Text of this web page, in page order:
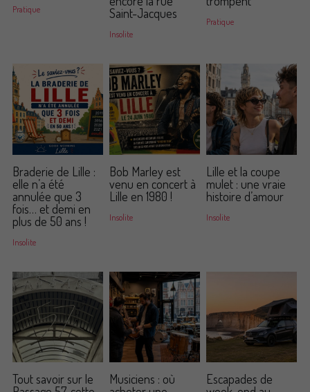
Pratique
Saint-Jacques
Insolite
Pratique
Braderie de Lille :
elle n’a été
annulée que 3
fois… et demi en
plus de 50 ans !
Insolite
Bob Marley est
venu en concert à
Lille en 1980 !
Insolite
Lille et la coupe
mulet : une vraie
histoire d’amour
Insolite
Tout savoir sur le
Musiciens : où
Escapades de